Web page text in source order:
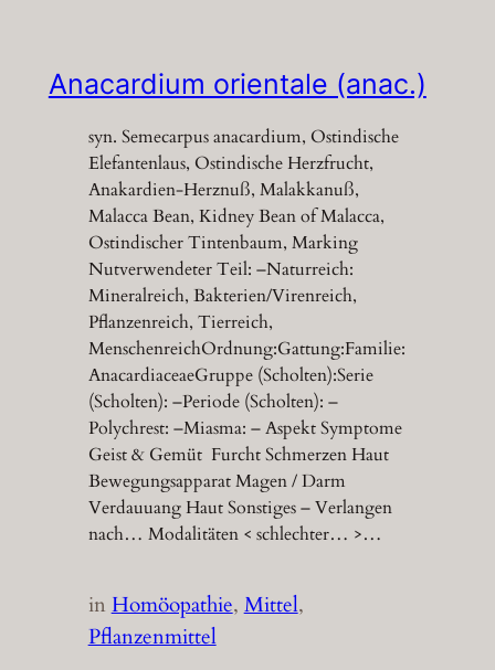
Anacardium orientale (anac.)
syn. Semecarpus anacardium, Ostindische
Elefantenlaus, Ostindische Herzfrucht,
Anakardien-Herznuß, Malakkanuß,
Malacca Bean, Kidney Bean of Malacca,
Ostindischer Tintenbaum, Marking
Nutverwendeter Teil: –Naturreich:
Mineralreich, Bakterien/Virenreich,
Pflanzenreich, Tierreich,
MenschenreichOrdnung:Gattung:Familie:
AnacardiaceaeGruppe (Scholten):Serie
(Scholten): –Periode (Scholten): –
Polychrest: –Miasma: – Aspekt Symptome
Geist & Gemüt Furcht Schmerzen Haut
Bewegungsapparat Magen / Darm
Verdauuang Haut Sonstiges – Verlangen
nach… Modalitäten < schlechter… >…
inHomöopathie, Mittel
Pflanzenmittel